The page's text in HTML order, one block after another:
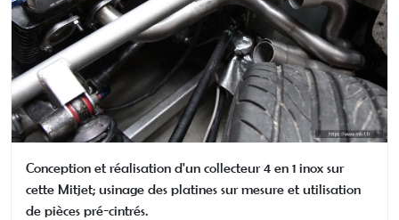
Conception et réalisation d'un collecteur 4 en 1 inox sur
cette Mitjet; usinage des platines sur mesure et utilisation
de pièces pré-cintrés.